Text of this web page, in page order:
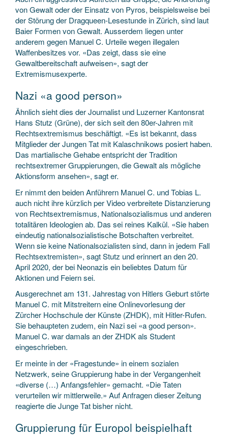
von Gewalt oder der Einsatz von Pyros, beispielsweise bei
der Störung der Dragqueen-Lesestunde in Zürich, sind laut
Baier Formen von Gewalt. Ausserdem liegen unter
anderem gegen Manuel C. Urteile wegen illegalen
Waffenbesitzes vor. «Das zeigt, dass sie eine
Gewaltbereitschaft aufweisen», sagt der
Extremismusexperte.
Nazi «a good person»
Ähnlich sieht dies der Journalist und Luzerner Kantonsrat
Hans Stutz (Grüne), der sich seit den 80er-Jahren mit
Rechtsextremismus beschäftigt. «Es ist bekannt, dass
Mitglieder der Jungen Tat mit Kalaschnikows posiert haben.
Das martialische Gehabe entspricht der Tradition
rechtsextremer Gruppierungen, die Gewalt als mögliche
Aktionsform ansehen», sagt er.
Er nimmt den beiden Anführern Manuel C. und Tobias L.
auch nicht ihre kürzlich per Video verbreitete Distanzierung
von Rechtsextremismus, Nationalsozialismus und anderen
totalitären Ideologien ab. Das sei reines Kalkül. «Sie haben
eindeutig nationalsozialistische Botschaften verbreitet.
Wenn sie keine Nationalsozialisten sind, dann in jedem Fall
Rechtsextremisten», sagt Stutz und erinnert an den 20.
April 2020, der bei Neonazis ein beliebtes Datum für
Aktionen und Feiern sei.
Ausgerechnet am 131. Jahrestag von Hitlers Geburt störte
Manuel C. mit Mitstreitern eine Onlinevorlesung der
Zürcher Hochschule der Künste (ZHDK), mit Hitler-Rufen.
Sie behaupteten zudem, ein Nazi sei «a good person».
Manuel C. war damals an der ZHDK als Student
eingeschrieben.
Er meinte in der «Fragestunde» in einem sozialen
Netzwerk, seine Gruppierung habe in der Vergangenheit
«diverse (…) Anfangsfehler» gemacht. «Die Taten
verurteilen wir mittlerweile.» Auf Anfragen dieser Zeitung
reagierte die Junge Tat bisher nicht.
Gruppierung für Europol beispielhaft